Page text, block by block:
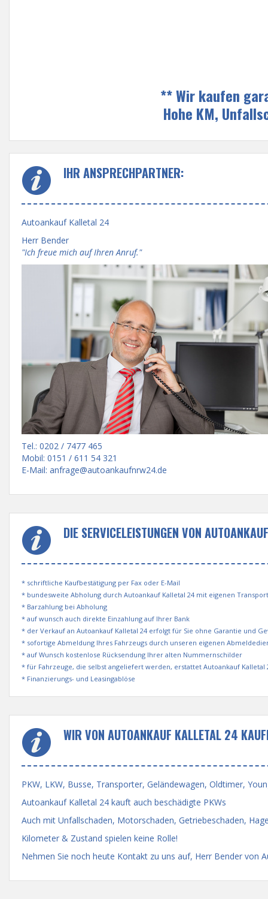
** Wir kaufen
Hohe KM,
IHR ANSPRECHPARTNER:
Autoankauf Kalletal 24
Herr Bender
"Ich freue mich auf Ihren Anruf."
Tel.: 0202 / 7477 465
Mobil: 0151 / 611 54 321
E-Mail: anfrage@autoankaufnrw24.de
DIE SERVICELEISTUNGEN VON
* schriftliche Kaufbestätigung per Fax oder E-Mail
* bundesweite Abholung durch Autoankauf Kalletal 24 mit eigenen
* Barzahlung bei Abholung
* auf wunsch auch direkte Einzahlung auf Ihrer Bank
* der Verkauf an Autoankauf Kalletal 24 erfolgt für Sie ohne Garantie und
* sofortige Abmeldung Ihres Fahrzeugs durch unseren eigenen
* auf Wunsch kostenlose Rücksendung Ihrer alten Nummernschilder
* für Fahrzeuge, die selbst angeliefert werden, erstattet Autoankauf Kalletal
* Finanzierungs- und Leasingablöse
WIR VON AUTOANKAUF KALLETAL 24
PKW, LKW, Busse, Transporter, Geländewagen, Oldtimer,
Autoankauf Kalletal 24 kauft auch beschädigte PKWs
Auch mit Unfallschaden, Motorschaden, Getriebeschaden,
Kilometer & Zustand spielen keine Rolle!
Nehmen Sie noch heute Kontakt zu uns auf, Herr Bender von